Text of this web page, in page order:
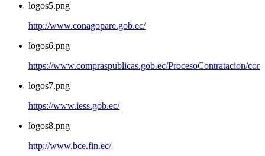
logos5.png
http://www.conagopare.gob.ec/
logos6.png
https://www.compraspublicas.gob.ec/ProcesoContratacion/
logos7.png
https://www.iess.gob.ec/
logos8.png
http://www.bce.fin.ec/